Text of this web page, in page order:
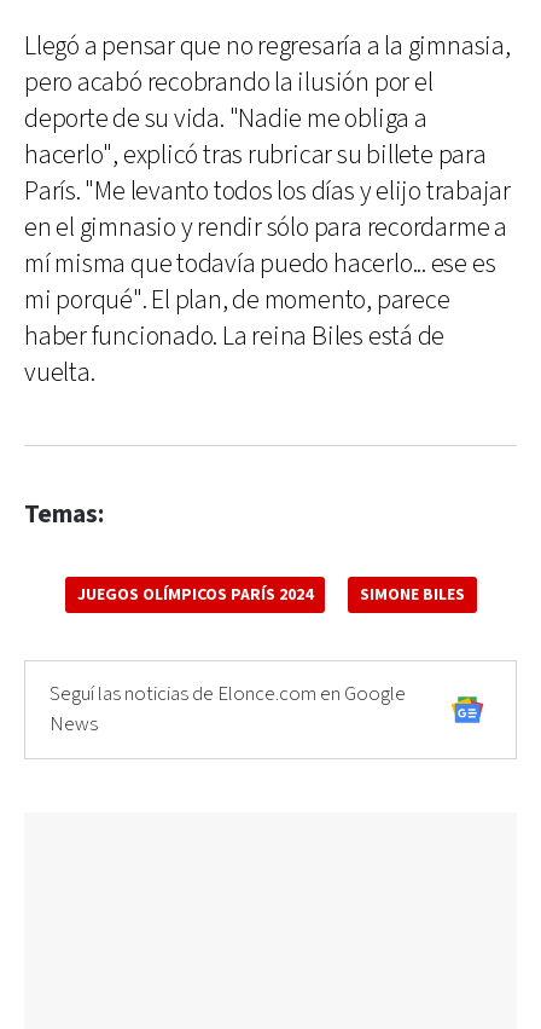
Llegó a pensar que no regresaría a la gimnasia,
pero acabó recobrando la ilusión por el
deporte de su vida. "Nadie me obliga a
hacerlo", explicó tras rubricar su billete para
París. "Me levanto todos los días y elijo trabajar
en el gimnasio y rendir sólo para recordarme a
mí misma que todavía puedo hacerlo... ese es
mi porqué". El plan, de momento, parece
haber funcionado. La reina Biles está de
vuelta.
Temas:
JUEGOS OLÍMPICOS PARÍS 2024 SIMONE BILES
Seguí las noticias de Elonce.com en Google
News